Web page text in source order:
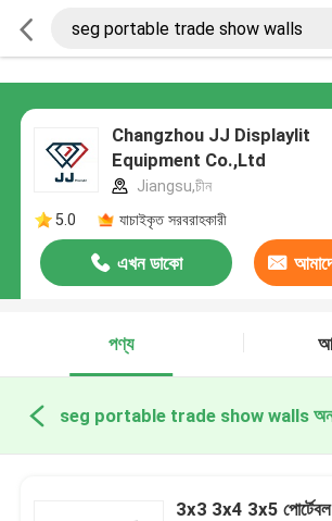
Changzhou JJ Displaylit
Equipment Co.,Ltd
Jiangsu,চীন
5.0
যাচাইকৃত সরবরাহকারী
এখন ডাকো
পণ্য
seg portable trade show walls
3x3 3x4 3x5 পোর্টেবল